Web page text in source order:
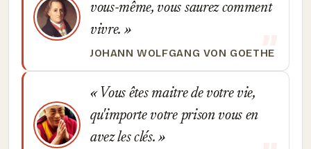
vous-même, vous saurez comment
vivre.
JOHANN WOLFGANG VON GOETHE
Vous êtes maitre de votre vie,
qu'importe votre prison vous en
avez les clés.